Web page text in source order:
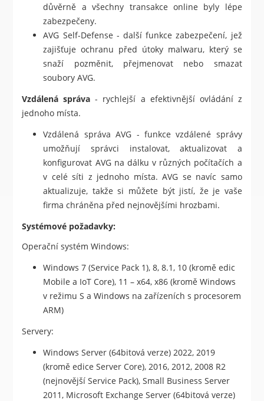
důvěrně a všechny transakce online byly lépe
zabezpečeny.
AVG Self-Defense - další funkce zabezpečení, jež
zajišťuje ochranu před útoky malwaru, který se
snaží pozměnit, přejmenovat nebo smazat
soubory AVG.
Vzdálená správa - rychlejší a efektivnější ovládání z
jednoho místa.
Vzdálená správa AVG - funkce vzdálené správy
umožňují správci instalovat, aktualizovat a
konfigurovat AVG na dálku v různých počítačích a
v celé síti z jednoho místa. AVG se navíc samo
aktualizuje, takže si můžete být jistí, že je vaše
firma chráněna před nejnovějšími hrozbami.
Systémové požadavky:
Operační systém Windows:
Windows 7 (Service Pack 1), 8, 8.1, 10 (kromě edic
Mobile a IoT Core), 11 – x64, x86 (kromě Windows
v režimu S a Windows na zařízeních s procesorem
ARM)
Servery:
Windows Server (64bitová verze) 2022, 2019
(kromě edice Server Core), 2016, 2012, 2008 R2
(nejnovější Service Pack), Small Business Server
2011, Microsoft Exchange Server (64bitová verze)